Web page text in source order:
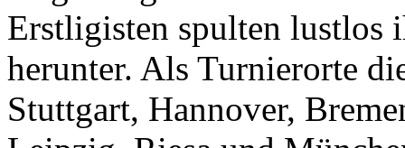
Erstligisten spulten lustlos
herunter. Als Turnierorte
Stuttgart, Hannover,